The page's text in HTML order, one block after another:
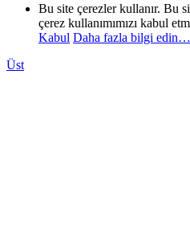
Bu site çerezler kullanır. Bu
çerez kullanımımızı kabul
Kabul Daha fazla bilgi edin…
Üst